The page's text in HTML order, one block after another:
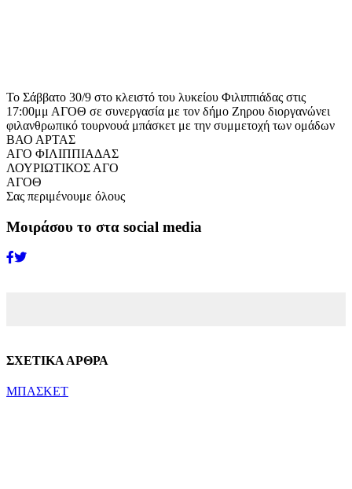
Το Σάββατο 30/9 στο κλειστό του λυκείου Φιλιππιάδας στις
17:00μμ ΑΓΟΘ σε συνεργασία με τον δήμο Ζηρου διοργανώνει
φιλανθρωπικό τουρνουά μπάσκετ με την συμμετοχή των ομάδων
ΒΑΟ ΑΡΤΑΣ
ΑΓΟ ΦΙΛΙΠΠΙΑΔΑΣ
ΛΟΥΡΙΩΤΙΚΟΣ ΑΓΟ
ΑΓΟΘ
Σας περιμένουμε όλους
Μοιράσου το στα social media
ΣΧΕΤΙΚΑ ΑΡΘΡΑ
ΜΠΑΣΚΕΤ